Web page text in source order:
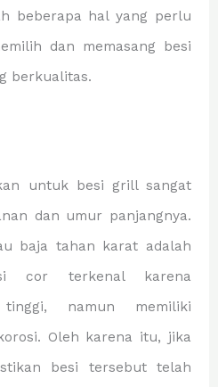
beberapa hal yang perlu
dan memasang besi
berkualitas.
untuk besi grill sangat
dan umur panjangnya.
baja tahan karat adalah
cor terkenal karena
namun memiliki
Oleh karena itu, jika
besi tersebut telah